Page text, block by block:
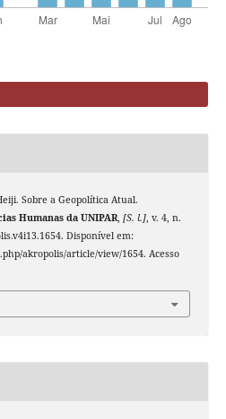
Sobre a Geopolítica Atual.
Humanas da UNIPAR, [S. l.], v. 4, n.
Disponível em:
akropolis/article/view/1654. Acesso